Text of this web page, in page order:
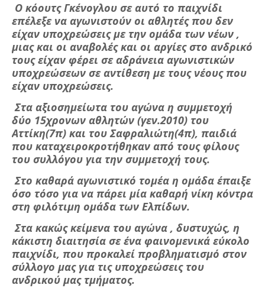
Ο κόουτς Γκένογλου σε αυτό το παιχνίδι
επέλεξε να αγωνιστούν οι αθλητές που δεν
είχαν υποχρεώσεις με την ομάδα των νέων ,
μιας και οι αναβολές και οι αργίες στο ανδρικό
τους είχαν φέρει σε αδράνεια αγωνιστικών
υποχρεώσεων σε αντίθεση με τους νέους που
είχαν υποχρεώσεις.
Στα αξιοσημείωτα του αγώνα η συμμετοχή
δύο 15χρονων αθλητών (γεν.2010) του
Αττίκη(7π) και του Σαφραλιώτη(4π), παιδιά
που καταχειροκροτήθηκαν από τους φίλους
του συλλόγου για την συμμετοχή τους.
Στο καθαρά αγωνιστικό τομέα η ομάδα έπαιξε
όσο τόσο για να πάρει μία καθαρή νίκη κόντρα
στη φιλότιμη ομάδα των Ελπίδων.
Στα κακώς κείμενα του αγώνα , δυστυχώς, η
κάκιστη διαιτησία σε ένα φαινομενικά εύκολο
παιχνίδι, που προκαλεί προβληματισμό στον
σύλλογο μας για τις υποχρεώσεις του
ανδρικού μας τμήματος.